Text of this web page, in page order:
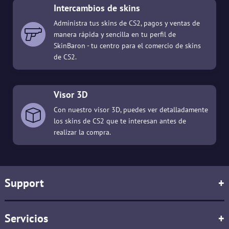
Intercambios de skins
Administra tus skins de CS2, pagos y ventas de
manera rápida y sencilla en tu perfil de
SkinBaron - tu centro para el comercio de skins
de CS2.
Visor 3D
Con nuestro visor 3D, puedes ver detalladamente
los skins de CS2 que te interesan antes de
realizar la compra.
Support +
Servicios +